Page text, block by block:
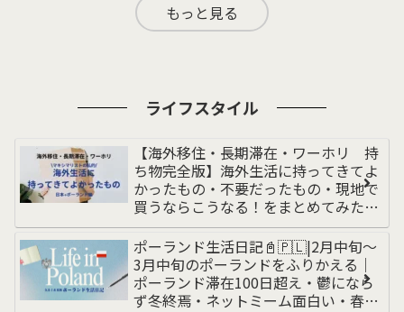
もっと見る
ライフスタイル
【海外移住・長期滞在・ワーホリ 持
ち物完全版】海外生活に持ってきてよ
かったもの・不要だったもの・現地で
買うならこうなる！をまとめてみた｜
荷物多めの私｜持ち物リスト｜ポーラ
ンド編
ポーランド生活日記📓🇵🇱|2月中旬〜
3月中旬のポーランドをふりかえる｜
ポーランド滞在100日超え・鬱になら
ず冬終焉・ネットミーム面白い・春の